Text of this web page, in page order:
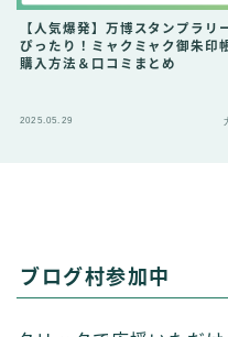
【人気爆発】万博スタンプラリ
ぴったり！ミャクミャク御朱印
購入方法＆口コミまとめ
2025.05.29
ブログ村参加中